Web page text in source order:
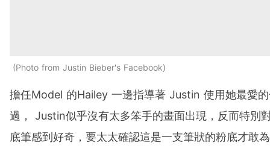
Photo from Justin Bieber's Facebook
擔任Model 的Hailey 一邊指導著 Justin 使用她最愛
過， Justin似乎沒有太多笨手的畫面出現，反而特別
底筆感到好奇，要太太確認這是一支筆狀的粉底才敢